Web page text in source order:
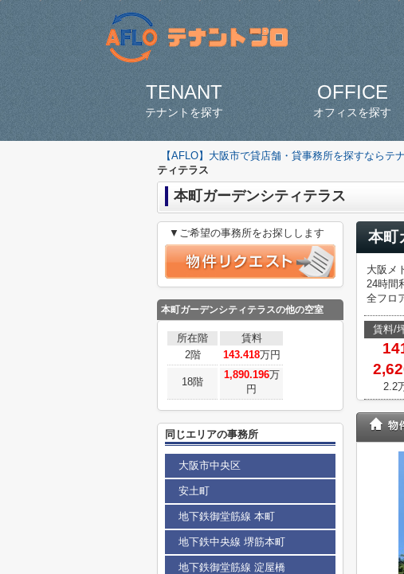
TENANT
テナントを探す
OFFICE
オフィスを探す
【AFLO】大阪市で貸店舗・貸事務所を探すならテ
ティテラス
本町ガーデンシティテラス
本町
大阪メ
24時間
全フロ
賃料/
2.2
▼ご希望の事務所をお探しします
本町ガーデンシティテラスの他の空室
所在階
賃料
2階
143.418万円
18階
1,890.196万
円
同じエリアの事務所
大阪市中央区
安土町
地下鉄御堂筋線 本町
地下鉄中央線 堺筋本町
地下鉄御堂筋線 淀屋橋